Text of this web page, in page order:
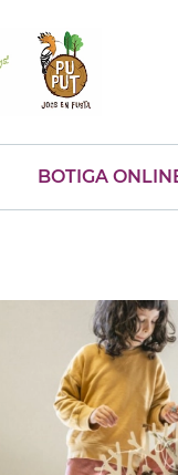
viatge
BOTIGA